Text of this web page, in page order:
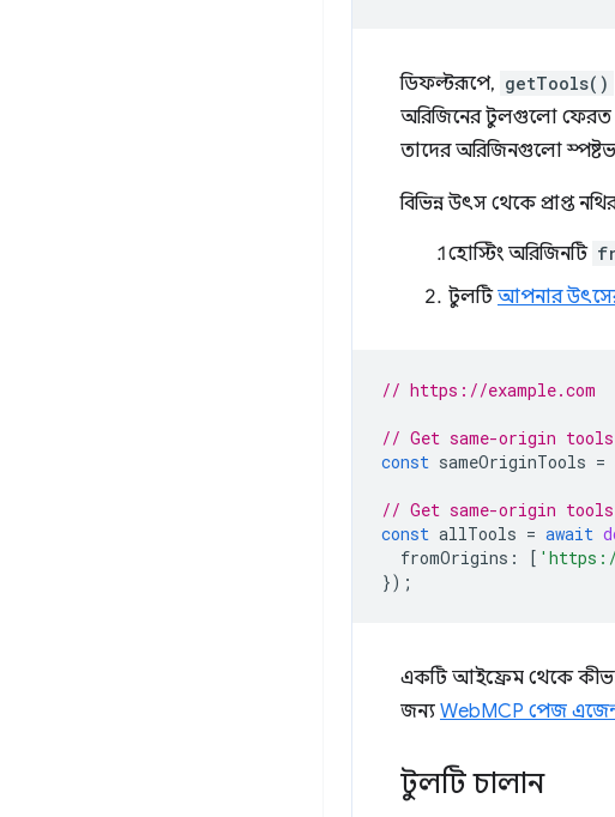
ডিফল্টরূপে, getTools()
অরিজিনের টুলগুলো ফেরত
তাদের অরিজিনগুলো
বিভিন্ন উৎস থেকে প্রাপ্ত
হোস্টিং অরিজিনটি
টুলটিআপনার উৎসের
// https://example.com
// Get same-origin
const sameOriginTools =
// Get same-origin
const allTools = await
fromOrigins : [
});
একটি আইফ্রেম থেকে
জন্য WebMCP পেজ
টুলটি চালান